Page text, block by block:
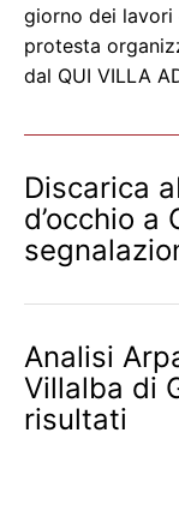
giorno dei lavori
protesta
dal QUI VILLA
Discarica
d’occhio a
Analisi
Villalba di
risultati